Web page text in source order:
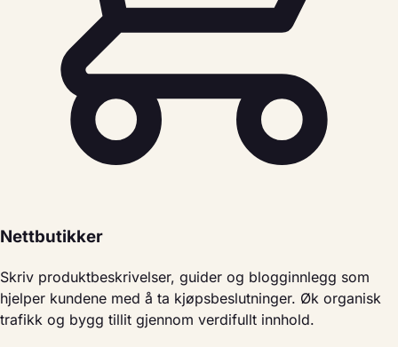
Nettbutikker
Skriv produktbeskrivelser, guider og blogginnlegg som
hjelper kundene med å ta kjøpsbeslutninger. Øk organisk
trafikk og bygg tillit gjennom verdifullt innhold.